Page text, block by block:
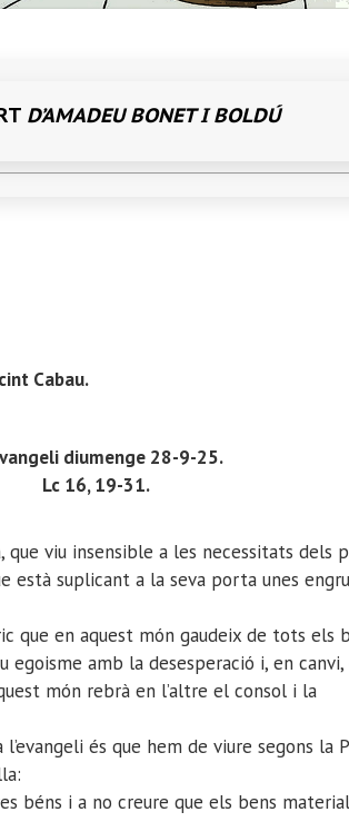
D’AMADEU BONET I BOLDÚ
Cabau.
diumenge 28-9-25.
Lc 16, 19-31.
que viu insensible a les necessitats dels
està suplicant a la seva porta unes
que en aquest món gaudeix de tots els
egoisme amb la desesperació i, en
món rebrà en l’altre el consol i la
és que hem de viure segons la
béns i a no creure que els bens